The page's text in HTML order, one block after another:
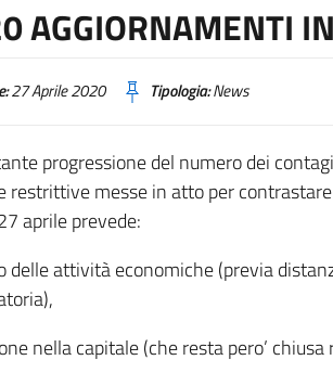
AGGIORNAMENTI
27 Aprile 2020 Tipologia:News
progressione del numero dei
restrittive messe in atto per
aprile prevede:
delle attività economiche (previa
nella capitale (che resta pero’ chiusa